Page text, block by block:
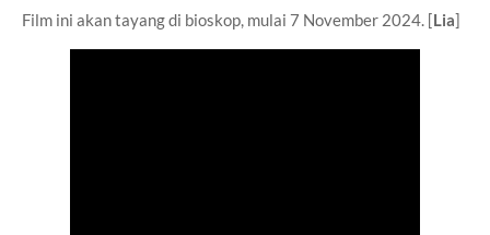
Film ini akan tayang di bioskop, mulai 7 November 2024. [Lia]